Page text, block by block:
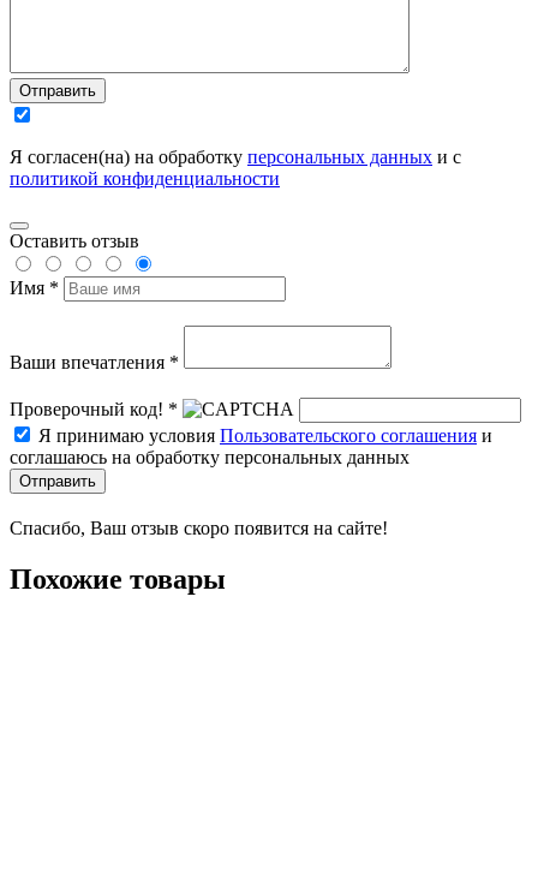
Отправить
Я согласен(на) на обработку персональных данных и с
политикой конфиденциальности
Оставить отзыв
Имя *
Ваши впечатления *
Проверочный код! *
Я принимаю условия Пользовательского соглашения и
соглашаюсь на обработку персональных данных
Отправить
Спасибо, Ваш отзыв скоро появится на сайте!
Похожие товары